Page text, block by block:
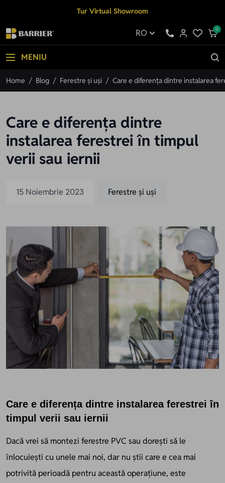
Tur Virtual Showroom
RO 0
MENIU
Home / Blog / Ferestre și uși / Care e diferența dintre instalarea
Care e diferența dintre
instalarea ferestrei în timpul
verii sau iernii
15 Noiembrie 2023 Ferestre și uși
Care e diferența dintre instalarea ferestrei în
timpul verii sau iernii
Dacă vrei să montezi ferestre PVC sau dorești să le
înlocuiești cu unele mai noi, dar nu știi care e cea mai
potrivită perioadă pentru această operațiune, este